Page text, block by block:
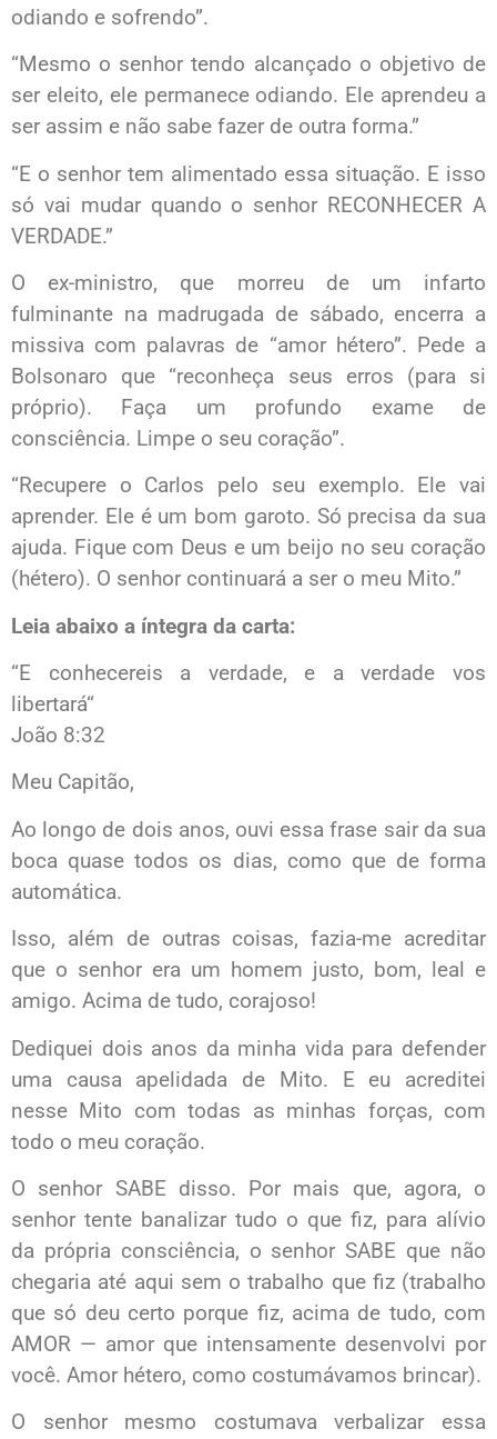
odiando e sofrendo”.
“Mesmo o senhor tendo alcançado o objetivo de
ser eleito, ele permanece odiando. Ele aprendeu a
ser assim e não sabe fazer de outra forma.”
“E o senhor tem alimentado essa situação. E isso
só vai mudar quando o senhor RECONHECER A
VERDADE.”
O ex-ministro, que morreu de um infarto
fulminante na madrugada de sábado, encerra a
missiva com palavras de “amor hétero”. Pede a
Bolsonaro que “reconheça seus erros (para si
próprio). Faça um profundo exame de
consciência. Limpe o seu coração”.
“Recupere o Carlos pelo seu exemplo. Ele vai
aprender. Ele é um bom garoto. Só precisa da sua
ajuda. Fique com Deus e um beijo no seu coração
(hétero). O senhor continuará a ser o meu Mito.”
Leia abaixo a íntegra da carta:
“E conhecereis a verdade, e a verdade vos
libertará“
João 8:32
Meu Capitão,
Ao longo de dois anos, ouvi essa frase sair da sua
boca quase todos os dias, como que de forma
automática.
Isso, além de outras coisas, fazia-me acreditar
que o senhor era um homem justo, bom, leal e
amigo. Acima de tudo, corajoso!
Dediquei dois anos da minha vida para defender
uma causa apelidada de Mito. E eu acreditei
nesse Mito com todas as minhas forças, com
todo o meu coração.
O senhor SABE disso. Por mais que, agora, o
senhor tente banalizar tudo o que fiz, para alívio
da própria consciência, o senhor SABE que não
chegaria até aqui sem o trabalho que fiz (trabalho
que só deu certo porque fiz, acima de tudo, com
AMOR — amor que intensamente desenvolvi por
você. Amor hétero, como costumávamos brincar).
O senhor mesmo costumava verbalizar essa